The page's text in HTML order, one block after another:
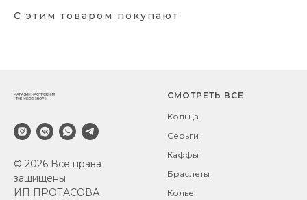
С этим товаром покупают
© 2026 Все права
защищены
ИП ПРОТАСОВА
СМОТРЕТЬ ВСЕ
Кольца
Серьги
Каффы
Браслеты
Колье